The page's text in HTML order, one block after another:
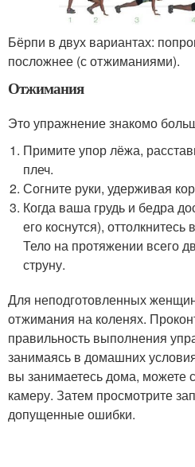
Бёрпи в двух вариантах:
посложнее (с отжиманиями).
Отжимания
Это упражнение знакомо
Примите упор лёжа,
плеч.
Согните руки, удерживая
Когда ваша грудь и бедра
его коснутся),
Тело на протяжении всего
струну.
Для неподготовленных
отжимания на коленях.
правильность выполнения
занимаясь в домашних
вы занимаетесь дома, можете
камеру. Затем просмотрите
допущенные ошибки.